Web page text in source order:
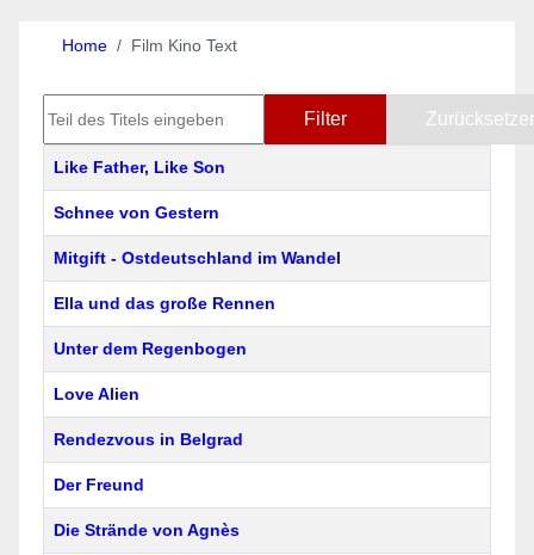
Home Film Kino Text
Filter
Titel
Like Father, Like Son
Schnee von Gestern
Mitgift - Ostdeutschland im Wandel
Ella und das große Rennen
Unter dem Regenbogen
Love Alien
Rendezvous in Belgrad
Der Freund
Die Strände von Agnès